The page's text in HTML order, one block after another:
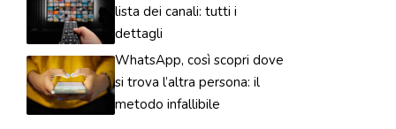
lista dei canali: tutti i
dettagli
WhatsApp, così scopri dove
si trova l’altra persona: il
metodo infallibile